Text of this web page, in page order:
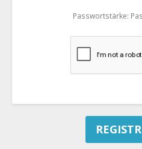
Passwortstärke: